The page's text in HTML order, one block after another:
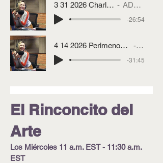
3 31 2026 Charlas Con Adri Garcia
ADRI GARCIA
-26:54
4 14 2026 Perimenopausia y menopausia entender los cambios para vivir mejor con la Dra C
ADRI
-31:45
El Rinconcito del
Arte
Los Miércoles 11 a.m. EST - 11:30 a.m.
EST